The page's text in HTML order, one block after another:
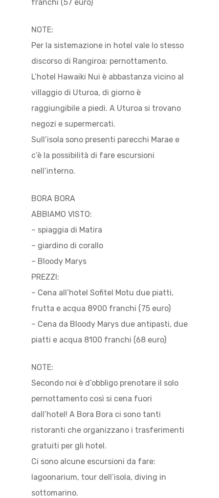
franchi (57 euro)
NOTE:
Per la sistemazione in hotel vale lo stesso
discorso di Rangiroa: pernottamento.
L’hotel Hawaiki Nui è abbastanza vicino al
villaggio di Uturoa, di giorno è
raggiungibile a piedi. A Uturoa si trovano
negozi e supermercati.
Sull’isola sono presenti parecchi Marae e
c’è la possibilità di fare escursioni
nell’interno.
BORA BORA
ABBIAMO VISTO:
– spiaggia di Matira
– giardino di corallo
– Bloody Marys
PREZZI:
– Cena all’hotel Sofitel Motu due piatti,
frutta e acqua 8900 franchi (75 euro)
– Cena da Bloody Marys due antipasti, due
piatti e acqua 8100 franchi (68 euro)
NOTE:
Secondo noi è d’obbligo prenotare il solo
pernottamento così si cena fuori
dall’hotel! A Bora Bora ci sono tanti
ristoranti che organizzano i trasferimenti
gratuiti per gli hotel.
Ci sono alcune escursioni da fare:
lagoonarium, tour dell’isola, diving in
sottomarino.